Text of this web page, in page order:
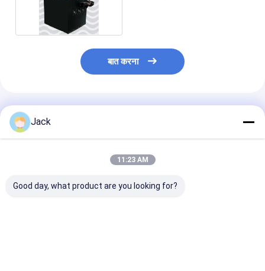
प्राथमिक लिथियम बैटरी
हाइब्रिड कार बैटरी
बात करना
अनुशंसित उत्पाद
Jack
11:23 AM
Good day, what product are you looking for?